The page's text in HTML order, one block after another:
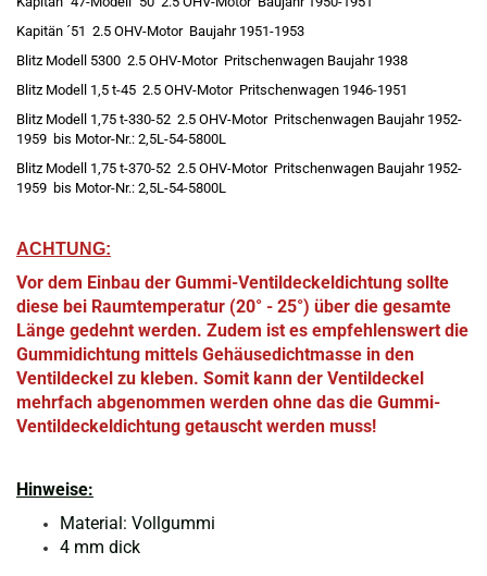
Kapitän ´51 2.5 OHV-Motor Baujahr 1951-1953
Blitz Modell 5300 2.5 OHV-Motor Pritschenwagen Baujahr 1938
Blitz Modell 1,5 t-45 2.5 OHV-Motor Pritschenwagen 1946-1951
Blitz Modell 1,75 t-330-52 2.5 OHV-Motor Pritschenwagen Baujahr 1952-
1959 bis Motor-Nr.: 2,5L-54-5800L
Blitz Modell 1,75 t-370-52 2.5 OHV-Motor Pritschenwagen Baujahr 1952-
1959 bis Motor-Nr.: 2,5L-54-5800L
ACHTUNG:
Vor dem Einbau der Gummi-Ventildeckeldichtung sollte
diese bei Raumtemperatur (20° - 25°) über die gesamte
Länge gedehnt werden. Zudem ist es empfehlenswert die
Gummidichtung mittels Gehäusedichtmasse in den
Ventildeckel zu kleben. Somit kann der Ventildeckel
mehrfach abgenommen werden ohne das die Gummi-
Ventildeckeldichtung getauscht werden muss!
Hinweise:
Material: Vollgummi
4 mm dick